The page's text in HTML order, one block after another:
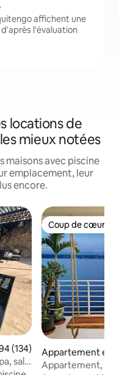
affichent une
d'après l'évaluation
locations de
mieux notées
maisons avec piscine
emplacement, leur
encore.
moyenne sur la
(134)
salle
Coup de cœur
Coup de cœur
Appartement en
⋅ Tequesquitengo
Appartement,